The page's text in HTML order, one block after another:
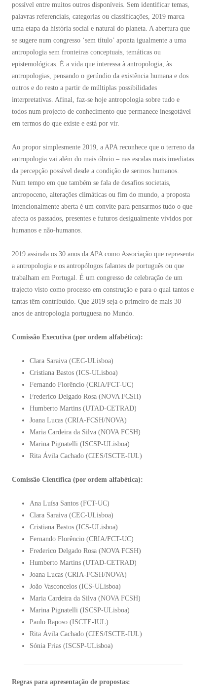
possível entre muitos outros disponíveis. Sem identificar temas,
palavras referenciais, categorias ou classificações, 2019 marca
uma etapa da história social e natural do planeta. A abertura que
se sugere num congresso ‘sem título’ aponta igualmente a uma
antropologia sem fronteiras conceptuais, temáticas ou
epistemológicas. É a vida que interessa à antropologia, às
antropologias, pensando o gerúndio da existência humana e dos
outros e do resto a partir de múltiplas possibilidades
interpretativas. Afinal, faz-se hoje antropologia sobre tudo e
todos num projecto de conhecimento que permanece inesgotável
em termos do que existe e está por vir.
Ao propor simplesmente 2019, a APA reconhece que o terreno da
antropologia vai além do mais óbvio – nas escalas mais imediatas
da percepção possível desde a condição de sermos humanos.
Num tempo em que também se fala de desafios societais,
antropoceno, alterações climáticas ou fim do mundo, a proposta
intencionalmente aberta é um convite para pensarmos tudo o que
afecta os passados, presentes e futuros desigualmente vividos por
humanos e não-humanos.
2019 assinala os 30 anos da APA como Associação que representa
a antropologia e os antropólogos falantes de português ou que
trabalham em Portugal. É um congresso de celebração de um
trajecto visto como processo em construção e para o qual tantos e
tantas têm contribuído. Que 2019 seja o primeiro de mais 30
anos de antropologia portuguesa no Mundo.
Comissão Executiva (por ordem alfabética):
Clara Saraiva (CEC-ULisboa)
Cristiana Bastos (ICS-ULisboa)
Fernando Florêncio (CRIA/FCT-UC)
Frederico Delgado Rosa (NOVA FCSH)
Humberto Martins (UTAD-CETRAD)
Joana Lucas (CRIA-FCSH/NOVA)
Maria Cardeira da Silva (NOVA FCSH)
Marina Pignatelli (ISCSP-ULisboa)
Rita Ávila Cachado (CIES/ISCTE-IUL)
Comissão Científica (por ordem alfabética):
Ana Luísa Santos (FCT-UC)
Clara Saraiva (CEC-ULisboa)
Cristiana Bastos (ICS-ULisboa)
Fernando Florêncio (CRIA/FCT-UC)
Frederico Delgado Rosa (NOVA FCSH)
Humberto Martins (UTAD-CETRAD)
Joana Lucas (CRIA-FCSH/NOVA)
João Vasconcelos (ICS-ULisboa)
Maria Cardeira da Silva (NOVA FCSH)
Marina Pignatelli (ISCSP-ULisboa)
Paulo Raposo (ISCTE-IUL)
Rita Ávila Cachado (CIES/ISCTE-IUL)
Sónia Frias (ISCSP-ULisboa)
Regras para apresentação de propostas: